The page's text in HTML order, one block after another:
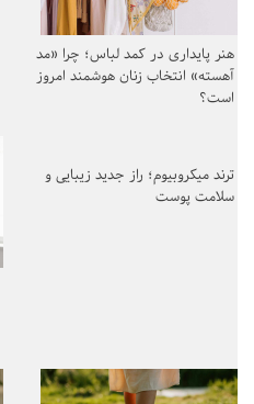
هنر پایداری در کمد لباس؛ چرا «مد
آهسته» انتخاب زنان هوشمند امروز
است؟
ترند میکروبیوم؛ راز جدید زیبایی و
سلامت پوست